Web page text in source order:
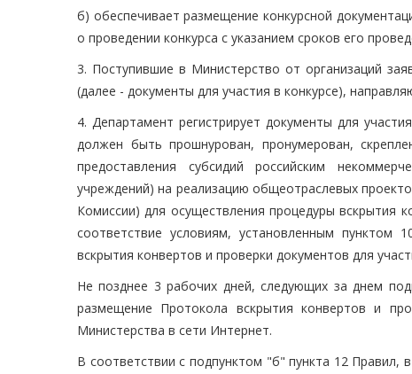
б) обеспечивает размещение конкурсной
о проведении конкурса с указанием сроков его
3. Поступившие в Министерство от организаций
(далее - документы для участия в конкурсе),
4. Департамент регистрирует документы для
должен быть прошнурован, пронумерован,
предоставления субсидий российским
учреждений) на реализацию общеотраслевых
Комиссии) для осуществления процедуры вскрытия
соответствие условиям, установленным
вскрытия конвертов и проверки документов для
Не позднее 3 рабочих дней, следующих за днем
размещение Протокола вскрытия конвертов и
Министерства в сети Интернет.
В соответствии с подпунктом "б" пункта 12 Правил,